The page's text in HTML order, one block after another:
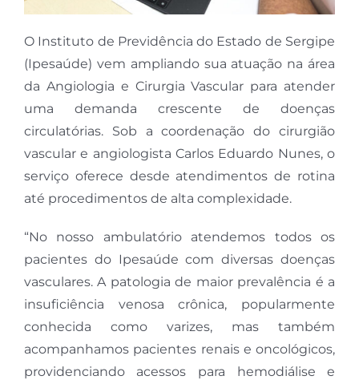
O Instituto de Previdência do Estado de Sergipe
(Ipesaúde) vem ampliando sua atuação na área
da Angiologia e Cirurgia Vascular para atender
uma demanda crescente de doenças
circulatórias. Sob a coordenação do cirurgião
vascular e angiologista Carlos Eduardo Nunes, o
serviço oferece desde atendimentos de rotina
até procedimentos de alta complexidade.
“No nosso ambulatório atendemos todos os
pacientes do Ipesaúde com diversas doenças
vasculares. A patologia de maior prevalência é a
insuficiência venosa crônica, popularmente
conhecida como varizes, mas também
acompanhamos pacientes renais e oncológicos,
providenciando acessos para hemodiálise e